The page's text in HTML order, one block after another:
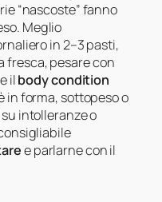
“nascoste” fanno
Meglio
in 2–3 pasti,
fresca, pesare con
ilbody condition
in forma, sottopeso o
intolleranze o
e parlarne con il